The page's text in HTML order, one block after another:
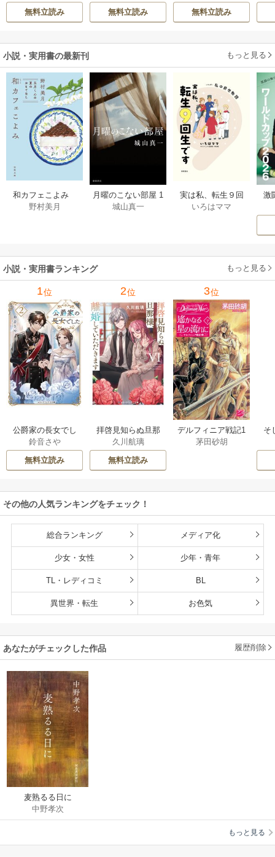
てください
無料立読み
れたくないんで
す！ ～聖女に嵌め
二度目は串刺し回
英茉/先崎真琴
無料立読み 無料立読み
小説・実用書の最新刊 もっと見る
和カフェこよみ
五月くんの夏のお
野村美月
月曜のこない部屋 1
巻
城山真一
実は私、転生９回
生です マンガ
いろはママ
激
小説・実用書ランキング もっと見る
1位
公爵家の長女でし
た
鈴音さや
無料立読み
2位
拝啓見知らぬ旦那
様、離婚していた
だきます
久川航璃
無料立読み
3位
デルフィニア戦記1
茅田砂胡
そ
その他の人気ランキングをチェック！
総合ランキング メディア化
少女・女性 少年・青年
TL・レディコミ BL
異世界・転生 お色気
あなたがチェックした作品 履歴削除
麦熟るる日に
中野孝次
もっと見る